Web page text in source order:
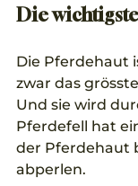
Die
Die Pferdehaut
zwar das
Und sie wird
Pferdefell hat
der Pferdehaut
abperlen.